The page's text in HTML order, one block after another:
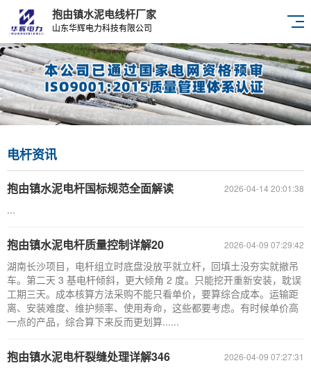
抱由镇水泥电线杆厂家
山东华辉电力科技有限公司
电杆资讯
2026-04-14 20:01:38
抱由镇水泥电杆国标规范全面解读
...
2026-04-09 07:29:42
抱由镇水泥电杆质量控制详解20
湖南长沙项目，电杆组立时底盘没放平就立杆，回填土没夯实就撤吊
车。第二天 3 基电杆倾斜，更大倾角 2 度。只能挖开重新安装，耽误
工期三天。成本核算方法采购不能只看单价，要算综合成本。运输距
离、安装难度、维护频率、使用寿命，这些都要考虑。有时候单价高
一点的产品，综合算下来反而更划算......
2026-04-09 07:27:31
抱由镇水泥电杆裂缝处理详解346